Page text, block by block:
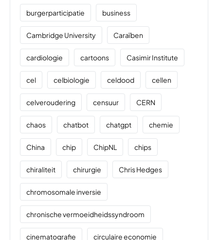
burgerparticipatie business
Cambridge University Caraïben
cardiologie cartoons Casimir Institute
cel celbiologie celdood cellen
celveroudering censuur CERN
chaos chatbot chatgpt chemie
China chip ChipNL chips
chiraliteit chirurgie Chris Hedges
chromosomale inversie
chronische vermoeidheidssyndroom
cinematografie circulaire economie